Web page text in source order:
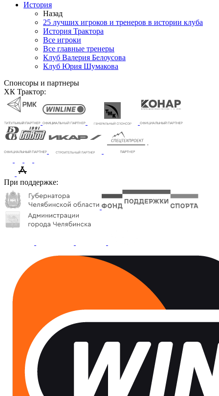
История
Назад
25 лучших игроков и тренеров в истории клуба
История Трактора
Все игроки
Все главные тренеры
Клуб Валерия Белоусова
Клуб Юрия Шумакова
Спонсоры и партнеры
ХК Трактор:
При поддержке: